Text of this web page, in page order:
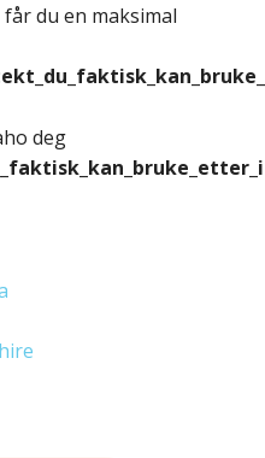
du en maksimal
deg